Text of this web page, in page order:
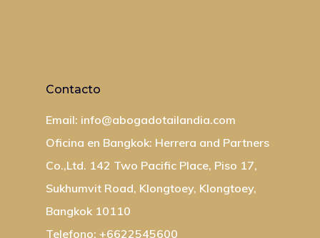
Contacto
Email: info@abogadotailandia.com
Oficina en Bangkok: Herrera and Partners
Co.,Ltd. 142 Two Pacific Place, Piso 17,
Sukhumvit Road, Klongtoey, Klongtoey,
Bangkok 10110
Telefono: +6622545600